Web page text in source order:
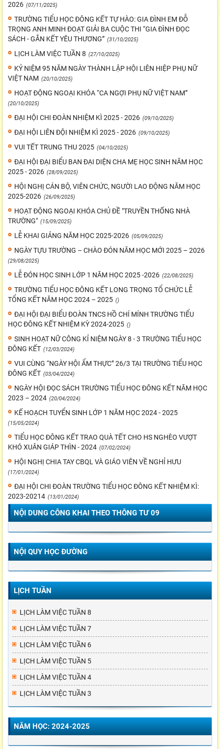
2026 (07/11/2025)
TRƯỜNG TIỂU HỌC ĐÔNG KẾT TỰ HÀO: GIA ĐÌNH EM ĐỖ
TRỌNG ANH MINH ĐOẠT GIẢI BA CUỘC THI “GIA ĐÌNH ĐỌC
SÁCH - GẮN KẾT YÊU THƯƠNG” (31/10/2025)
LỊCH LÀM VIỆC TUẦN 8 (27/10/2025)
KỶ NIỆM 95 NĂM NGÀY THÀNH LẬP HỘI LIÊN HIỆP PHỤ NỮ
VIỆT NAM (20/10/2025)
HOẠT ĐỘNG NGOẠI KHÓA “CA NGỢI PHỤ NỮ VIỆT NAM”
(20/10/2025)
ĐẠI HỘI CHI ĐOÀN NHIỆM KÌ 2025 - 2026 (09/10/2025)
ĐẠI HỘI LIÊN ĐỘI NHIỆM KÌ 2025 - 2026 (09/10/2025)
VUI TẾT TRUNG THU 2025 (04/10/2025)
ĐẠI HỘI ĐẠI BIỂU BAN ĐẠI DIỆN CHA MẸ HỌC SINH NĂM HỌC
2025 - 2026 (28/09/2025)
HỘI NGHỊ CÁN BỘ, VIÊN CHỨC, NGƯỜI LAO ĐỘNG NĂM HỌC
2025-2026 (26/09/2025)
HOẠT ĐỘNG NGOẠI KHÓA CHỦ ĐỀ "TRUYỀN THỐNG NHÀ
TRƯỜNG" (15/09/2025)
LỄ KHAI GIẢNG NĂM HỌC 2025-2026 (05/09/2025)
NGÀY TỰU TRƯỜNG – CHÀO ĐÓN NĂM HỌC MỚI 2025 – 2026
(29/08/2025)
LỄ ĐÓN HỌC SINH LỚP 1 NĂM HỌC 2025 -2026 (22/08/2025)
TRƯỜNG TIỂU HỌC ĐÔNG KẾT LONG TRỌNG TỔ CHỨC LỄ
TỔNG KẾT NĂM HỌC 2024 – 2025 ()
ĐẠI HỘI ĐẠI BIỂU ĐOÀN TNCS HỒ CHÍ MÍNH TRƯỜNG TIỂU
HỌC ĐÔNG KẾT NHIỆM KỲ 2024-2025 ()
SINH HOẠT NỮ CÔNG KỈ NIỆM NGÀY 8 - 3 TRƯỜNG TIỂU HỌC
ĐÔNG KẾT (12/03/2024)
VUI CÙNG “NGÀY HỘI ẨM THỰC” 26/3 TẠI TRƯỜNG TIỂU HỌC
ĐÔNG KẾT (03/04/2024)
NGÀY HỘI ĐỌC SÁCH TRƯỜNG TIỂU HỌC ĐÔNG KẾT NĂM HỌC
2023 – 2024 (20/04/2024)
KẾ HOẠCH TUYỂN SINH LỚP 1 NĂM HỌC 2024 - 2025
(15/05/2024)
TIỂU HỌC ĐÔNG KẾT TRAO QUÀ TẾT CHO HS NGHÈO VƯỢT
KHÓ XUÂN GIÁP THÌN - 2024 (07/02/2024)
HỘI NGHỊ CHIA TAY CBQL VÀ GIÁO VIÊN VỀ NGHỈ HƯU
(17/01/2024)
ĐẠI HỘI CHI ĐOÀN TRƯỜNG TIỂU HỌC ĐÔNG KẾT NHIỆM KÌ:
2023-20214 (13/01/2024)
NỘI DUNG CÔNG KHAI THEO THÔNG TƯ 09
NỘI QUY HỌC ĐƯỜNG
LỊCH TUẦN
LỊCH LÀM VIỆC TUẦN 8
LỊCH LÀM VIỆC TUẦN 7
LỊCH LÀM VIỆC TUẦN 6
LỊCH LÀM VIỆC TUẦN 5
LỊCH LÀM VIỆC TUẦN 4
LỊCH LÀM VIỆC TUẦN 3
NĂM HỌC: 2024-2025